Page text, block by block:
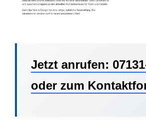
Jetzt anrufen:
oder zum